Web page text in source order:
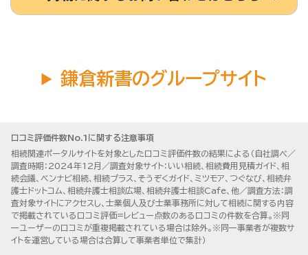
鎌倉新書のグループサイト
口コミ評価件数No.1に関する注意事項
相続関連ポータルサイトを対象とした口コミ評価件数の結果による（自社調べ／
調査時期：2024年12月／調査対象サイト：いい相続、相続費用見積ガイド、相
続会議、ベンナビ相続、相続プラス、そうぞくガイド、ミツモア、つぐなび、相続弁
護士ドットコム、相続弁護士相談広場、相続弁護士相談Cafe、他／調査方法：調
査対象サイトにアクセスし、士業個人及び士業事務所に対して相続に関する内容
で掲載されている口コミ評価=レビュー点数のある口コミの件数を合算。※同
一ユーザーの口コミが重複掲載されている場合は除外。※同一事業者が複数サ
イトを運営している場合は合算して事業者単位で集計）